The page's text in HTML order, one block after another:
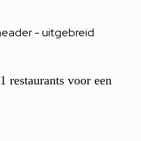
restaurants voor een